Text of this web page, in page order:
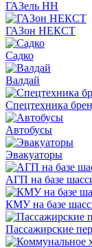
ГАЗель НН
ГАЗон НЕКСТ
Садко
Валдай
Спецтехника
Автобусы
Эвакуаторы
АГП на базе
КМУ на базе
Пассажирские